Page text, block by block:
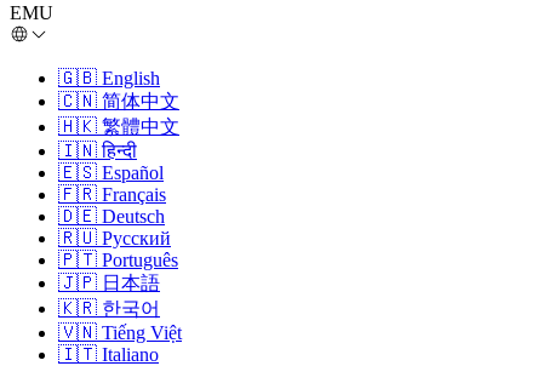
EMU
🇬🇧 English
🇨🇳 简体中文
🇭🇰 繁體中文
🇮🇳 हिन्दी
🇪🇸 Español
🇫🇷 Français
🇩🇪 Deutsch
🇷🇺 Русский
🇵🇹 Português
🇯🇵 日本語
🇰🇷 한국어
🇻🇳 Tiếng Việt
🇮🇹 Italiano